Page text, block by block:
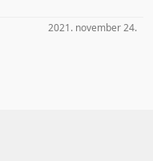
2021. november 24.